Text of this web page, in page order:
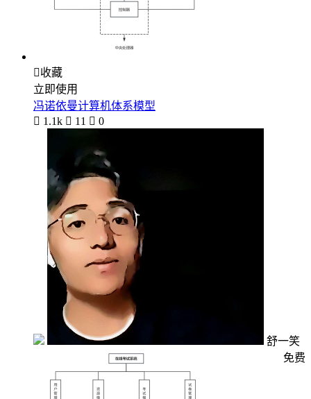
收藏
立即使用
冯诺依曼计算机体系模型
 1.1k  11  0
舒一笑
免费